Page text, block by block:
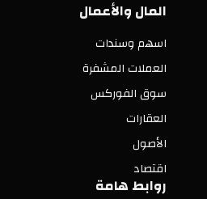
المال والأعمال
اسهم وسندات
العملات المشفرة
سوق الفوركس
العقارات
الأصول
اقتصاد
روابط هامة